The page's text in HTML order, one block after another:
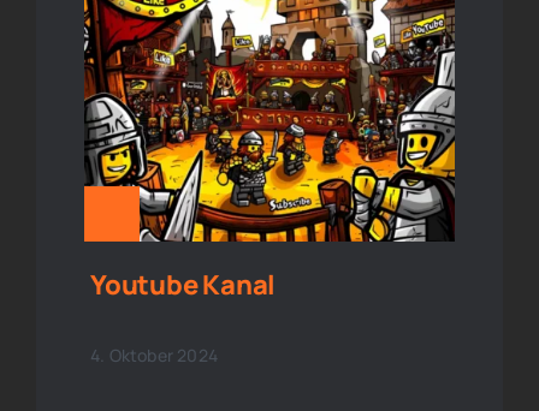
Youtube Kanal
4. Oktober 2024